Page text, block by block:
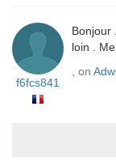
f6fcs841
Bonjour
loin .
, on